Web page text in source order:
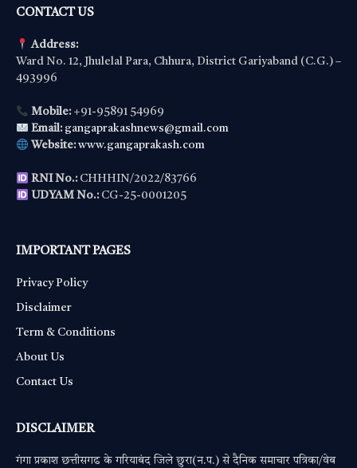
CONTACT US
Address:
Ward No. 12, Jhulelal Para, Chhura, District Gariyaband (C.G.) –
493996
Mobile:+91-95891 54969
Email: gangaprakashnews@gmail.com
Website: www.gangaprakash.com
RNI No.:CHHHIN/2022/83766
UDYAM No.:CG-25-0001205
IMPORTANT PAGES
Privacy Policy
Disclaimer
Term & Conditions
About Us
Contact Us
DISCLAIMER
गंगा प्रकाश छत्तीसगढ के गरियाबंद जिले छुरा(न.प.) से दैनिक समाचार पत्रिका/वेब